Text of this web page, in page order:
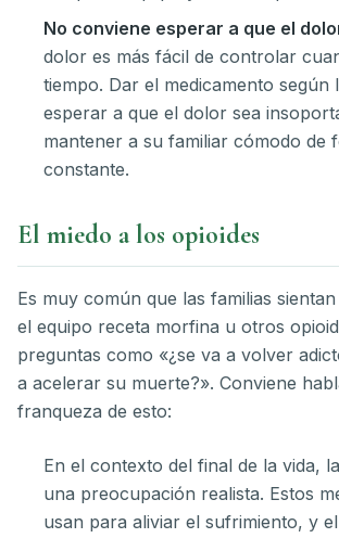
No conviene esperar a que el
dolor es más fácil de controlar
tiempo. Dar el medicamento según
esperar a que el dolor sea
mantener a su familiar cómodo de
constante.
El miedo a los opioides
Es muy común que las familias
el equipo receta morfina u otros
preguntas como «¿se va a volver
a acelerar su muerte?». Conviene
franqueza de esto:
En el contexto del final de la vida,
una preocupación realista. Estos
usan para aliviar el sufrimiento, y